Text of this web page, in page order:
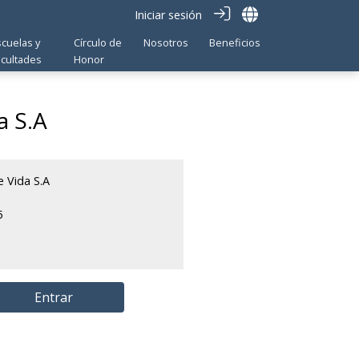
Iniciar sesión
y
Círculo de
Honor
Nosotros Beneficios
S.A
Vida S.A
Entrar